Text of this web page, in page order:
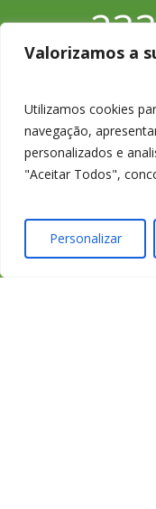
Valorizamos a
Utilizamos cookies
navegação,
personalizados e
"Aceitar Todos",
Personalizar